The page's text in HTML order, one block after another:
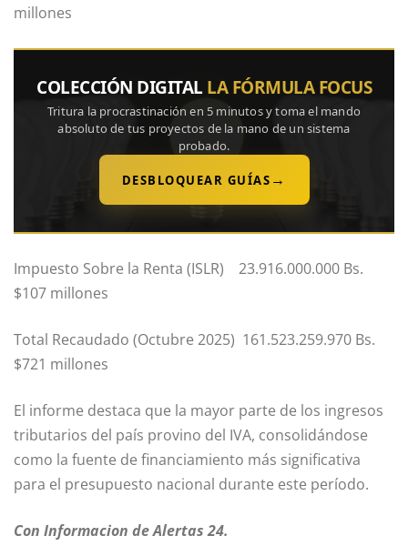
millones
COLECCIÓN DIGITAL LA FÓRMULA FOCUS
Tritura la procrastinación en 5 minutos y toma el mando
absoluto de tus proyectos de la mano de un sistema
probado.
DESBLOQUEAR GUÍAS →
Impuesto Sobre la Renta (ISLR) 23.916.000.000 Bs.
$107 millones
Total Recaudado (Octubre 2025) 161.523.259.970 Bs.
$721 millones
El informe destaca que la mayor parte de los ingresos
tributarios del país provino del IVA, consolidándose
como la fuente de financiamiento más significativa
para el presupuesto nacional durante este período.
Con Informacion de Alertas 24.